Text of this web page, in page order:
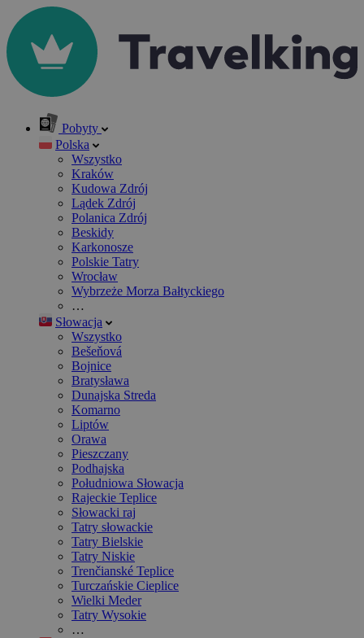
Pobyty
Polska
Wszystko
Kraków
Kudowa Zdrój
Lądek Zdrój
Polanica Zdrój
Beskidy
Karkonosze
Polskie Tatry
Wrocław
Wybrzeże Morza Bałtyckiego
…
Słowacja
Wszystko
Bešeňová
Bojnice
Bratysława
Dunajska Streda
Komarno
Liptów
Orawa
Pieszczany
Podhajska
Południowa Słowacja
Rajeckie Teplice
Słowacki raj
Tatry słowackie
Tatry Bielskie
Tatry Niskie
Trenčianské Teplice
Turczańskie Cieplice
Wielki Meder
Tatry Wysokie
…